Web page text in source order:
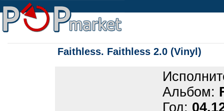
Faithless. Faithless 2.0 (Vinyl)
Альбом:
Год: